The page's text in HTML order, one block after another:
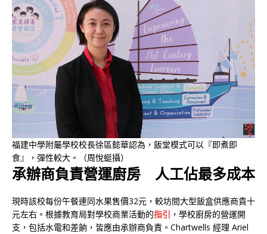
福建中學附屬學校校長徐區懿華認為，飯堂模式可以『即煮即
食』，彈性較大。（周悅蜓攝）
承辦商負責營運廚房 人工佔最多成本
現時該校每份午餐連同水果售價32元，較坊間大型飯盒供應商貴十
元左右。根據教育局對學校商業活動的指引 ，學校廚房的營運開
支，包括水電和差餉，皆應由承辦商負責。Chartwells 經理 Ariel